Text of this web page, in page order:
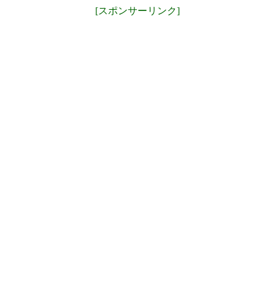
[スポンサーリンク]